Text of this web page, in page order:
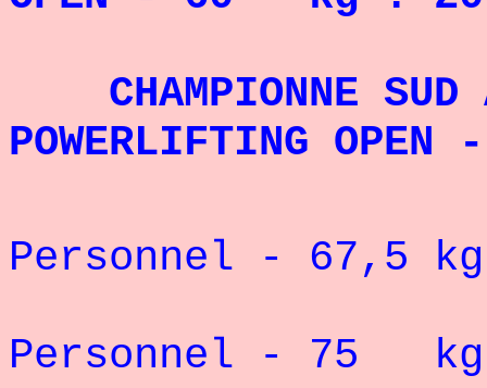
CHAMPIONNE SUD
POWERLIFTING
Personnel - 67,5
Personnel - 75